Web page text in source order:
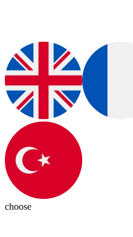
choose